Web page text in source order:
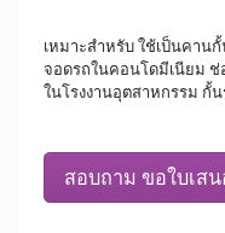
เหมาะสำหรับ ใช้เป็นคาน
จอดรถในคอนโดมีเนียม ช่
ในโรงงานอุตสาหกรรม กั้
สอบถาม ขอใบเส